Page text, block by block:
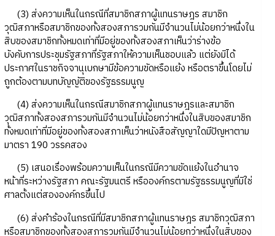
(3) ส่งความเห็นในกรณีที่สมาชิกสภาผู้แทนราษฎร สมาชิก
วุฒิสภาหรือสมาชิกของทั้งสองสภารวมกันมีจำนวนไม่น้อยกว่าหนึ่งใน
สิบของสมาชิกทั้งหมดเท่าที่มีอยู่ของทั้งสองสภาเห็นว่าร่างข้อ
บังคับการประชุมรัฐสภาที่รัฐสภาให้ความเห็นชอบแล้ว แต่ยังมิได้
ประกาศในราชกิจจานุเบกษามีข้อความขัดหรือแย้ง หรือตราขึ้นโดยไม่
ถูกต้องตามบทบัญญัติของรัฐธรรมนูญ
(4) ส่งความเห็นในกรณีสมาชิกสภาผู้แทนราษฎรและสมาชิก
วุฒิสภาทั้งสองสภารวมกันมีจำนวนไม่น้อยกว่าหนึ่งในสิบของสมาชิก
ทั้งหมดเท่าที่มีอยู่ของทั้งสองสภาเห็นว่าหนังสือสัญญาใดมีปัญหาตาม
มาตรา 190 วรรคสอง
(5) เสนอเรื่องพร้อมความเห็นในกรณีมีความขัดแย้งในอำนาจ
หน้าที่ระหว่างรัฐสภา คณะรัฐมนตรี หรือองค์กรตามรัฐธรรมนูญที่มิใช่
ศาลตั้งแต่สององค์กรขึ้นไป
(6) ส่งคำร้องในกรณีที่มีสมาชิกสภาผู้แทนราษฎร สมาชิกวุฒิสภา
หรือสมาชิกของทั้งสองสภารวมกันมีจำนวนไม่น้อยกว่าหนึ่งในสิบของ